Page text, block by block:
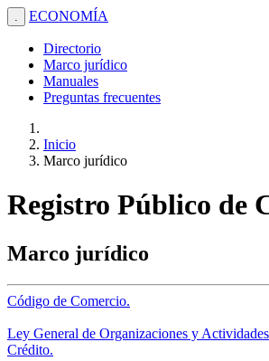
. ECONOMÍA
Directorio
Marco jurídico
Manuales
Preguntas frecuentes
Inicio
Marco jurídico
Registro Público de
Marco jurídico
Código de Comercio.
Ley General de Organizaciones y
Crédito.